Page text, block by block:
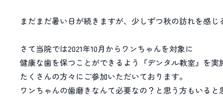
まだまだ暑い日が続きますが、少しずつ秋の訪れを感
さて当院では2021年10月からワンちゃんを対象に
健康な歯を保つことができるよう『デンタル教室』を実
たくさんの方々にご参加いただいております。
ワンちゃんの歯磨きなんて必要なの？と思う方もいると